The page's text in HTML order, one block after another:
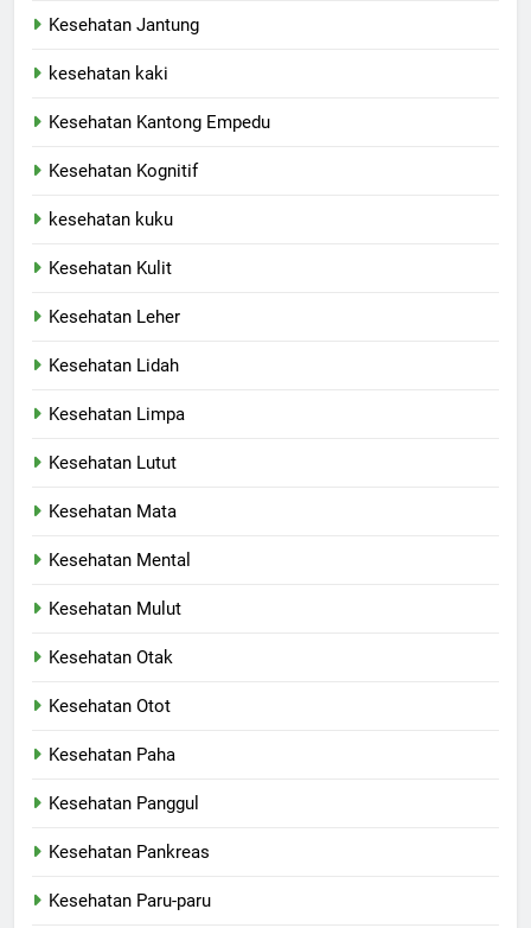
Kesehatan Jantung
kesehatan kaki
Kesehatan Kantong Empedu
Kesehatan Kognitif
kesehatan kuku
Kesehatan Kulit
Kesehatan Leher
Kesehatan Lidah
Kesehatan Limpa
Kesehatan Lutut
Kesehatan Mata
Kesehatan Mental
Kesehatan Mulut
Kesehatan Otak
Kesehatan Otot
Kesehatan Paha
Kesehatan Panggul
Kesehatan Pankreas
Kesehatan Paru-paru